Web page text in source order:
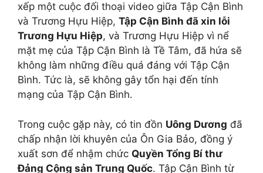
xếp một cuộc đối thoại video giữa Tập Cận Bình
và Trương Hựu Hiệp, Tập Cận Bình đã xin lỗi
Trương Hựu Hiệp, và Trương Hựu Hiệp vì nể
mặt mẹ của Tập Cận Bình là Tề Tâm, đã hứa sẽ
không làm những điều quá đáng với Tập Cận
Bình. Tức là, sẽ không gây tổn hại đến tính
mạng của Tập Cận Bình.
Trong cuộc gặp này, có tin đồn Uông Dương đã
chấp nhận lời khuyên của Ôn Gia Bảo, đồng ý
xuất sơn để nhậm chức Quyền Tổng Bí thư
Đảng Cộng sản Trung Quốc. Tập Cận Bình từ